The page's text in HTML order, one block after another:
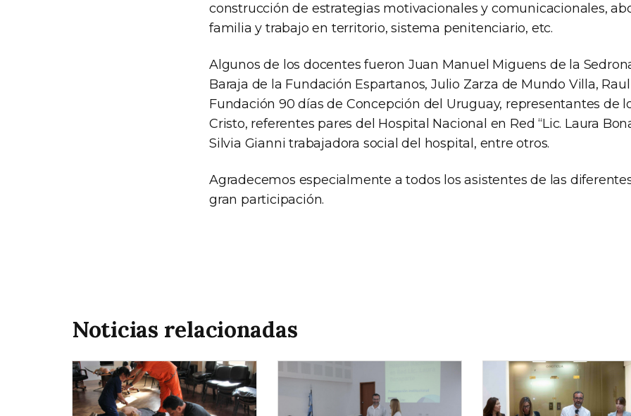
construcción de estrategias motivacionales y comunicacionales,
familia y trabajo en territorio, sistema penitenciario, etc.
Algunos de los docentes fueron Juan Manuel Miguens de la
Baraja de la Fundación Espartanos, Julio Zarza de Mundo Villa,
Fundación 90 días de Concepción del Uruguay, representantes de
Cristo, referentes pares del Hospital Nacional en Red “Lic. Laura
Silvia Gianni trabajadora social del hospital, entre otros.
Agradecemos especialmente a todos los asistentes de las
gran participación.
Noticias relacionadas